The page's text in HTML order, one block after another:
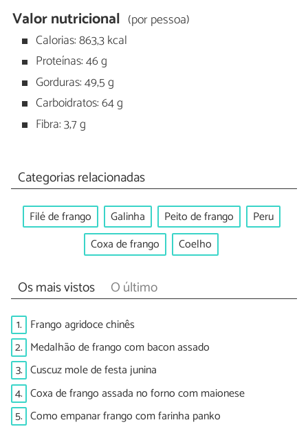
Valor nutricional (por pessoa)
Calorias: 863,3 kcal
Proteínas: 46 g
Gorduras: 49,5 g
Carboidratos: 64 g
Fibra: 3,7 g
Categorias relacionadas
Filé de frango Galinha Peito de frango
Peru
Coxa de frango
Coelho
Os mais vistos O último
1. Frango agridoce chinês
2. Medalhão de frango com bacon assado
3. Cuscuz mole de festa junina
4. Coxa de frango assada no forno com maionese
5. Como empanar frango com farinha panko